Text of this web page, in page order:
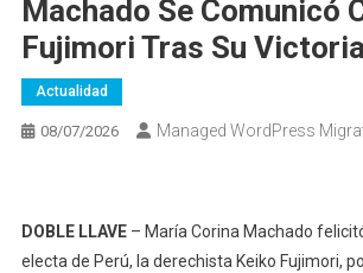
Machado Se Comunicó
Fujimori Tras Su
Actualidad
08/07/2026 Managed WordPress
DOBLE LLAVE– María Corina Machado
electa de Perú, la derechista Keiko Fujimori,